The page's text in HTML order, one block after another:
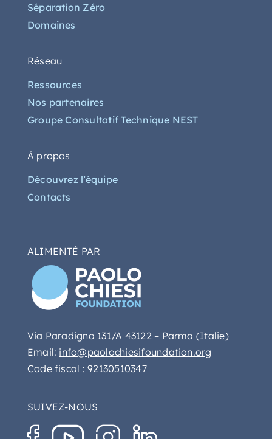
Séparation Zéro
Domaines
Réseau
Ressources
Nos partenaires
Groupe Consultatif Technique NEST
À propos
Découvrez l’équipe
Contacts
ALIMENTÉ PAR
Via Paradigna 131/A 43122 – Parma (Italie)
Email: info@paolochiesifoundation.org
Code fiscal : 92130510347
SUIVEZ-NOUS